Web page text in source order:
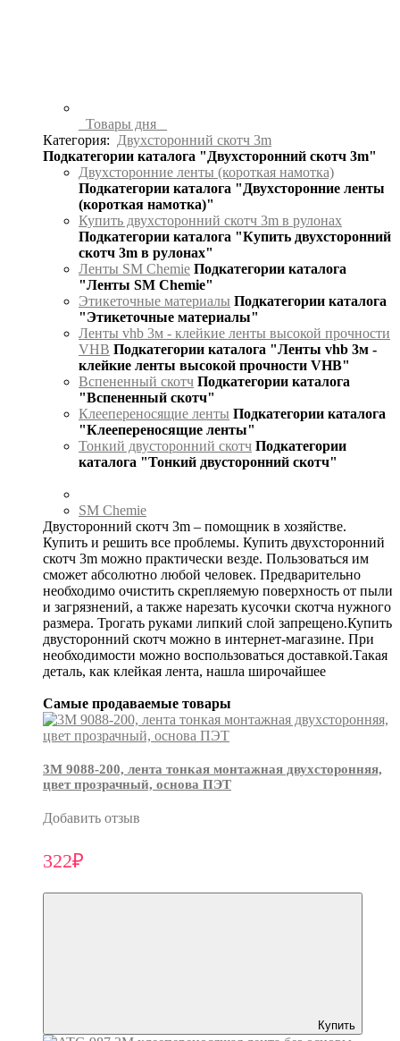
Товары дня
Категория:
Двухсторонний скотч 3m
Подкатегории каталога "Двухсторонний скотч 3m"
Двухсторонние ленты (короткая намотка)
Подкатегории каталога "Двухсторонние ленты
(короткая намотка)"
Купить двухсторонний скотч 3m в рулонах
Подкатегории каталога "Купить двухсторонний
скотч 3m в рулонах"
Ленты SM Chemie Подкатегории каталога
"Ленты SM Chemie"
Этикеточные материалы Подкатегории каталога
"Этикеточные материалы"
Ленты vhb 3м - клейкие ленты высокой прочности
VHB Подкатегории каталога "Ленты vhb 3м -
клейкие ленты высокой прочности VHB"
Вспененный скотч Подкатегории каталога
"Вспененный скотч"
Клеепереносящие ленты Подкатегории каталога
"Клеепереносящие ленты"
Тонкий двусторонний скотч Подкатегории
каталога "Тонкий двусторонний скотч"
SM Chemie
Двусторонний скотч 3m – помощник в хозяйстве.
Купить и решить все проблемы. Купить двухсторонний
скотч 3m можно практически везде. Пользоваться им
сможет абсолютно любой человек. Предварительно
необходимо очистить скрепляемую поверхность от пыли
и загрязнений, а также нарезать кусочки скотча нужного
размера. Трогать руками липкий слой запрещено.Купить
двусторонний скотч можно в интернет-магазине. При
необходимости можно воспользоваться доставкой.Такая
деталь, как клейкая лента, нашла широчайшее
Самые продаваемые товары
3М 9088-200, лента тонкая монтажная двухсторонняя,
цвет прозрачный, основа ПЭТ
Добавить отзыв
322₽
Купить